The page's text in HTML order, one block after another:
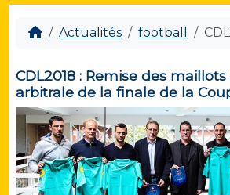
Actualités football
CDL2018 : Remise des maillots
arbitrale de la finale de la